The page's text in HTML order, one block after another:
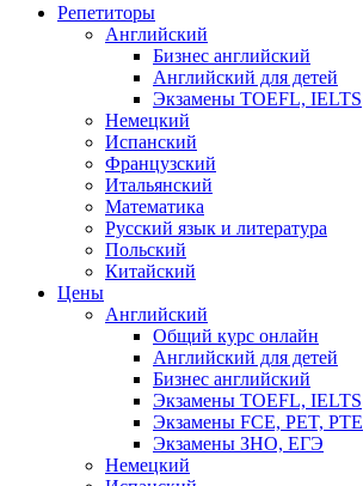
Репетиторы
Английский
Бизнес английский
Английский для детей
Экзамены TOEFL, IELTS
Немецкий
Испанский
Французский
Итальянский
Математика
Русский язык и литература
Польский
Китайский
Цены
Английский
Общий курс онлайн
Английский для детей
Бизнес английский
Экзамены TOEFL, IELTS
Экзамены FCE, PET, PTE
Экзамены ЗНО, ЕГЭ
Немецкий